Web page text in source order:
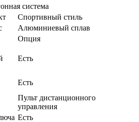
система
Спортивный стиль
Алюминиевый сплав
Опция
Есть
Есть
Пульт дистанционного
управления
Есть